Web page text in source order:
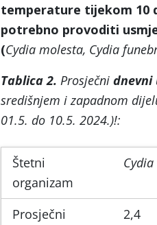
temperature tijekom 10
potrebno provoditi
(Cydia molesta, Cydia
Tablica 2. Prosječni dnevni
središnjem i zapadnom
01.5. do 10.5. 2024.)!:
Štetni
organizam
Prosječni
2,4